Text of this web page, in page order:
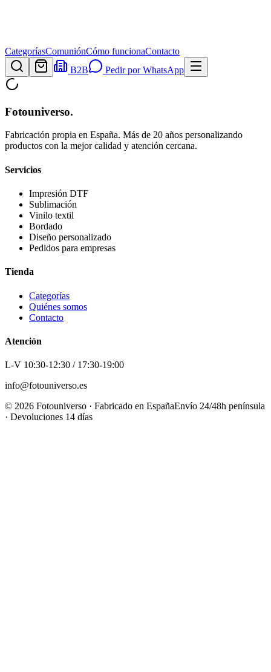
CategoríasComuniónCómo funcionaContacto
B2B
Pedir por WhatsApp
Fotouniverso.
Fabricación propia en España. Más de 20 años personalizando
productos con la mejor calidad y atención cercana.
Servicios
Impresión DTF
Sublimación
Vinilo textil
Bordado
Diseño personalizado
Pedidos para empresas
Tienda
Categorías
Quiénes somos
Contacto
Atención
L-V 10:30-12:30 / 17:30-19:00
info@fotouniverso.es
© 2026 Fotouniverso · Fabricado en EspañaEnvío 24/48h península
· Devoluciones 14 días